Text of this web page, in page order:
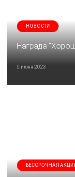
НОВОСТИ
Награда
6 июня 2023
БЕССРОЧНАЯ